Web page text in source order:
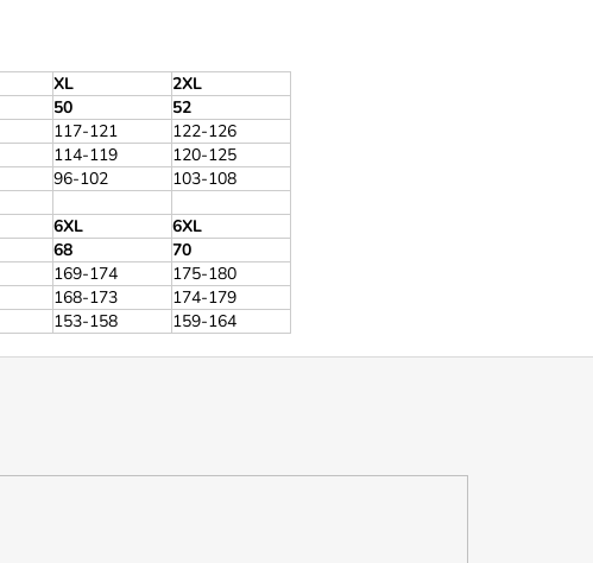
XL
2XL
50
52
117-121
122-126
114-119
120-125
96-102 103-108
6XL
6XL
68
70
169-174
175-180
168-173
174-179
153-158 159-164